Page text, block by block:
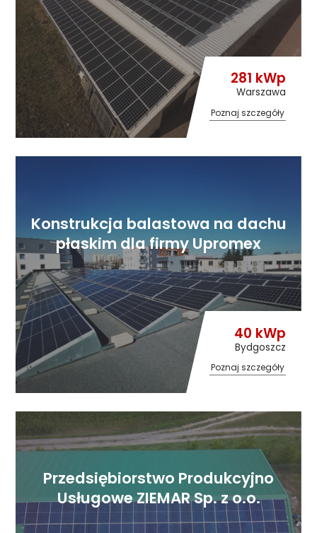
281 kWp
Warszawa
Poznaj szczegóły
Konstrukcja balastowa na dachu
płaskim dla firmy Upromex
40 kWp
Bydgoszcz
Poznaj szczegóły
Przedsiębiorstwo Produkcyjno
Usługowe ZIEMAR Sp. z o.o.